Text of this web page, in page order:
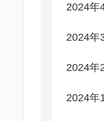
2024年
2024年
2024年
2024年